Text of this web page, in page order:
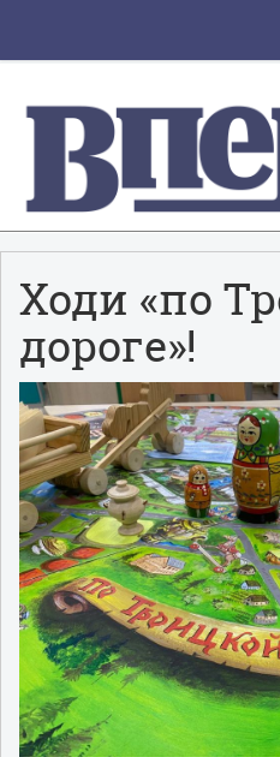
Ходи «по
дороге»!